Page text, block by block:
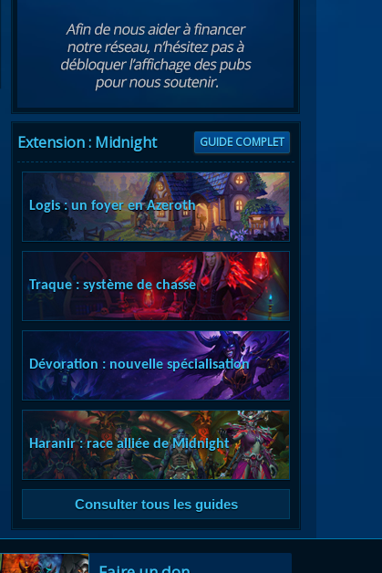
Extension : Midnight GUIDE COMPLET
Logis : un foyer en Azeroth
Traque : système de chasse
Dévoration : nouvelle spécialisation
Haranir : race alliée de Midnight
Consulter tous les guides